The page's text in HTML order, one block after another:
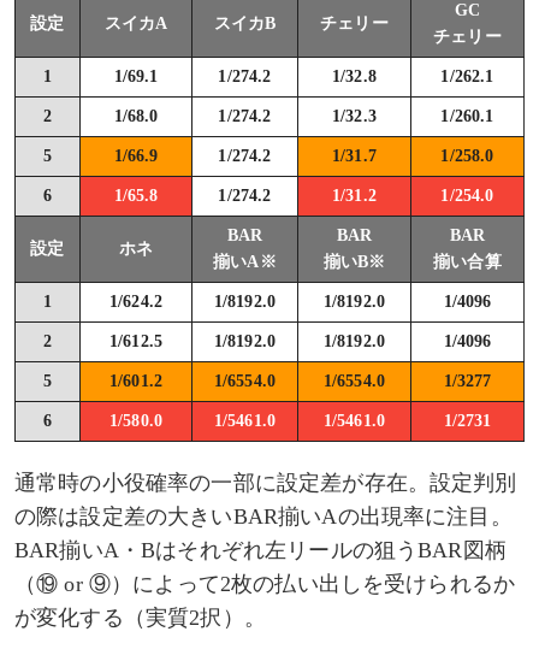
設定 スイカA スイカB チェリー
GC
チェリー
1 1/69.1 1/274.2 1/32.8 1/262.1
2 1/68.0 1/274.2 1/32.3 1/260.1
5 1/66.9 1/274.2 1/31.7 1/258.0
6 1/65.8 1/274.2 1/31.2 1/254.0
設定 ホネ
BAR
揃いA※
BAR
揃いB※
BAR
揃い合算
1 1/624.2 1/8192.0 1/8192.0 1/4096
2 1/612.5 1/8192.0 1/8192.0 1/4096
5 1/601.2 1/6554.0 1/6554.0 1/3277
6 1/580.0 1/5461.0 1/5461.0 1/2731
通常時の小役確率の一部に設定差が存在。設定判別
の際は設定差の大きいBAR揃いAの出現率に注目。
BAR揃いA・Bはそれぞれ左リールの狙うBAR図柄
（⑲ or ⑨）によって2枚の払い出しを受けられるか
が変化する（実質2択）。